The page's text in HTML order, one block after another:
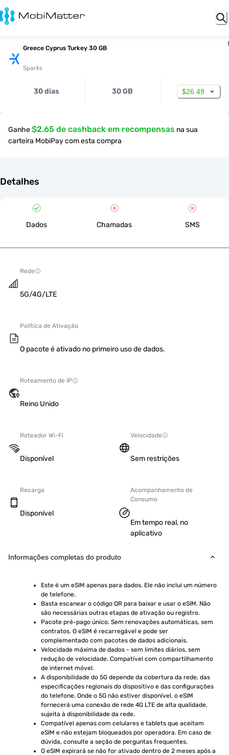
Greece Cyprus Turkey 30 GB
Sparks
30 dias 30 GB $26.49
Ganhe$2.65 de cashback em recompensas na sua
carteira MobiPay com esta compra
Detalhes
Dados Chamadas SMS
Rede
5G/4G/LTE
Política de Ativação
O pacote é ativado no primeiro uso de dados.
Roteamento de IP
Reino Unido
Roteador Wi-Fi
Disponível
Velocidade
Sem restrições
Recarga
Disponível
Acompanhamento de
Consumo
Em tempo real, no
aplicativo
Informações completas do produto
Este é um eSIM apenas para dados. Ele não inclui um número
de telefone.
Basta escanear o código QR para baixar e usar o eSIM. Não
são necessárias outras etapas de ativação ou registro.
Pacote pré-pago único. Sem renovações automáticas, sem
contratos. O eSIM é recarregável e pode ser
complementado com pacotes de dados adicionais.
Velocidade máxima de dados - sem limites diários, sem
redução de velocidade. Compatível com compartilhamento
de internet móvel.
A disponibilidade do 5G depende da cobertura da rede, das
especificações regionais do dispositivo e das configurações
do telefone. Onde o 5G não estiver disponível, o eSIM
fornecerá uma conexão de rede 4G LTE de alta qualidade,
sujeita à disponibilidade da rede.
Compatível apenas com celulares e tablets que aceitam
eSIM e não estejam bloqueados por operadora. Em caso de
dúvida, consulte a seção de perguntas frequentes.
O eSIM expirará se não for ativado dentro de 2 meses após a